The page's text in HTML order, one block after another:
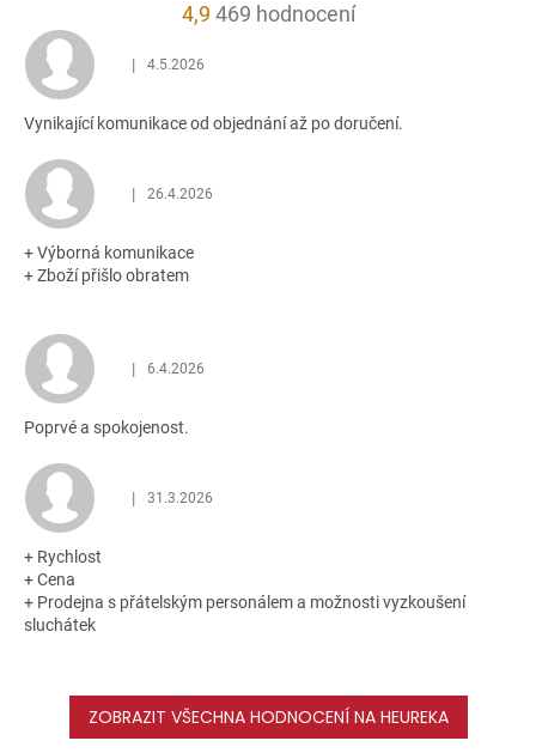
4,9 Průměrné
4,9
469 hodnocení
Hodnocení obchodu je 5 z 5 hvězdiček.
| 4.5.2026
Vynikající komunikace od objednání až po doručení.
Hodnocení obchodu je 5 z 5 hvězdiček.
| 26.4.2026
+ Výborná komunikace
+ Zboží přišlo obratem
Hodnocení obchodu je 5 z 5 hvězdiček.
| 6.4.2026
Poprvé a spokojenost.
Hodnocení obchodu je 5 z 5 hvězdiček.
| 31.3.2026
+ Rychlost
+ Cena
+ Prodejna s přátelským personálem a možnosti vyzkoušení
sluchátek
ZOBRAZIT VŠECHNA HODNOCENÍ NA HEUREKA